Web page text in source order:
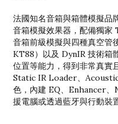
法國知名音箱與箱體模擬
音箱模擬效果器，配備獨
音箱前級模擬與四種真空管
KT88）以及 DynIR 技術箱
位置等能力，得到非常真實
Static IR Loader、
色，內建 EQ、Enhancer
援電腦或透過藍牙與行動裝